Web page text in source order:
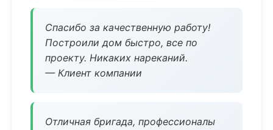
Спасибо за качественную работу!
Построили дом быстро, все по
проекту. Никаких нареканий.
— Клиент компании
Отличная бригада, профессионалы